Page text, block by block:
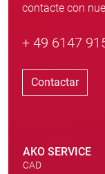
contacte con
+ 49 6147
Contactar
AKO SERVICE
CAD